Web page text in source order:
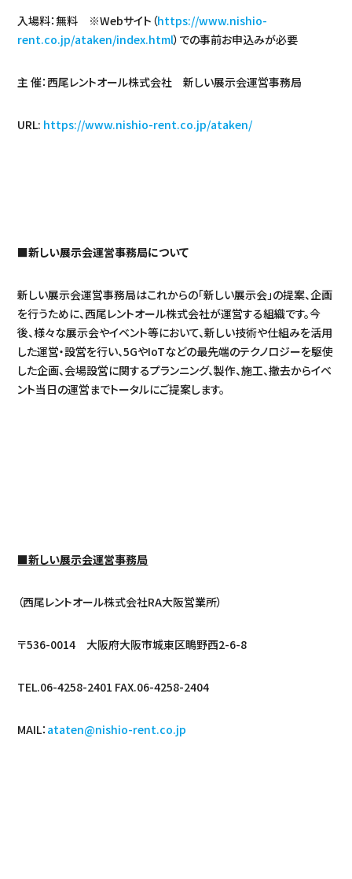
入場料：無料 ※Webサイト（https://www.nishio-
rent.co.jp/ataken/index.html）での事前お申込みが必要
主 催：西尾レントオール株式会社 新しい展示会運営事務局
URL: https://www.nishio-rent.co.jp/ataken/
■新しい展示会運営事務局について
新しい展示会運営事務局はこれからの「新しい展示会」の提案、企画
を行うために、西尾レントオール株式会社が運営する組織です。今
後、様々な展示会やイベント等において、新しい技術や仕組みを活用
した運営・設営を行い、5GやIoTなどの最先端のテクノロジーを駆使
した企画、会場設営に関するプランニング、製作、施工、撤去からイベ
ント当日の運営までトータルにご提案します。
■新しい展示会運営事務局
（西尾レントオール株式会社RA大阪営業所）
〒536-0014 大阪府大阪市城東区鴫野西2-6-8
TEL.06-4258-2401 FAX.06-4258-2404
MAIL： ataten@nishio-rent.co.jp